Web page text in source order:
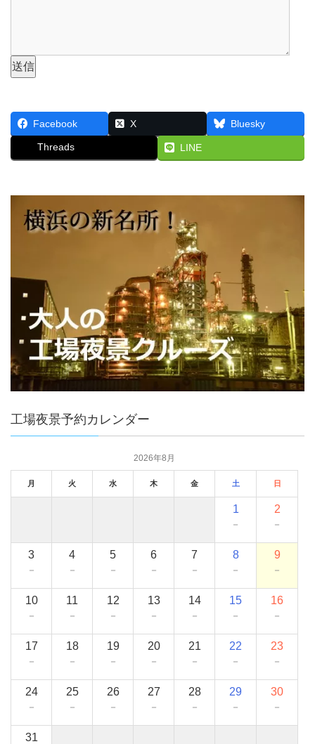
Facebook X Bluesky
Threads LINE
工場夜景予約カレンダー
2026年8月
月 火 水 木 金 土 日
1
－
2
－
3
－
4
－
5
－
6
－
7
－
8
－
9
－
10
－
11
－
12
－
13
－
14
－
15
－
16
－
17
－
18
－
19
－
20
－
21
－
22
－
23
－
24
－
25
－
26
－
27
－
28
－
29
－
30
－
31